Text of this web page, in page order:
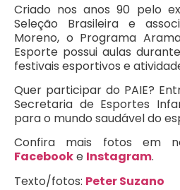
Criado nos anos 90 pelo
Seleção Brasileira e
Moreno, o Programa
Esporte possui aulas
festivais esportivos e
Quer participar do PAIE?
Secretaria de Esportes
para o mundo saudável do
Confira mais fotos em
Facebooke Instagram.
Texto/fotos: Peter Suzano